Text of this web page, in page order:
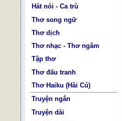
Hát nói - Ca trù
Thơ song ngữ
Thơ dịch
Thơ nhạc - Thơ ngâm
Tập thơ
Thơ đấu tranh
Thơ Haiku (Hài Cú)
Truyện ngắn
Truyện dài